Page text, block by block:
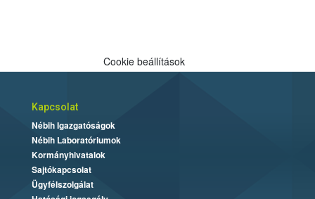
Cookie beállítások
Kapcsolat
Nébih Igazgatóságok
Nébih Laboratóriumok
Kormányhivatalok
Sajtókapcsolat
Ügyfélszolgálat